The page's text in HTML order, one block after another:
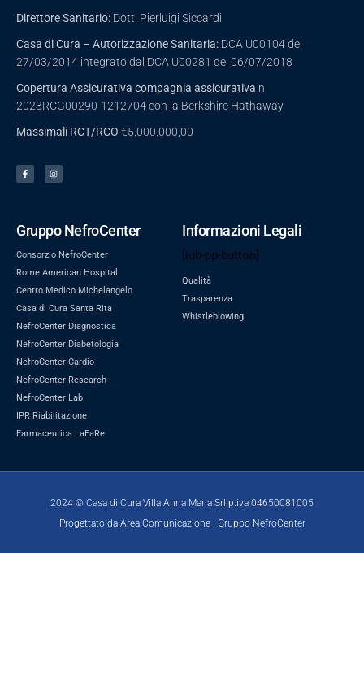
Direttore Sanitario: Dott. Pierluigi Siccardi
Casa di Cura – Autorizzazione Sanitaria: DCA U00104 del
27/03/2014 integrato dal DCA U00281 del 06/07/2018
Copertura Assicurativa compagnia assicurativa n.
2023RCG00290-1212704 con la Berkshire Hathaway
Massimali RCT/RCO €5.000.000,00
Gruppo NefroCenter
Consorzio NefroCenter
Rome American Hospital
Centro Medico Michelangelo
Casa di Cura Santa Rita
NefroCenter Diagnostica
NefroCenter Diabetologia
NefroCenter Cardio
NefroCenter Research
NefroCenter Lab.
IPR Riabilitazione
Farmaceutica LaFaRe
Informazioni Legali
[iub-pp-button]
Qualità
Trasparenza
Whistleblowing
2024 © Casa di Cura Villa Anna Maria Srl p.iva 04650081005
Progettato da Area Comunicazione | Gruppo NefroCenter